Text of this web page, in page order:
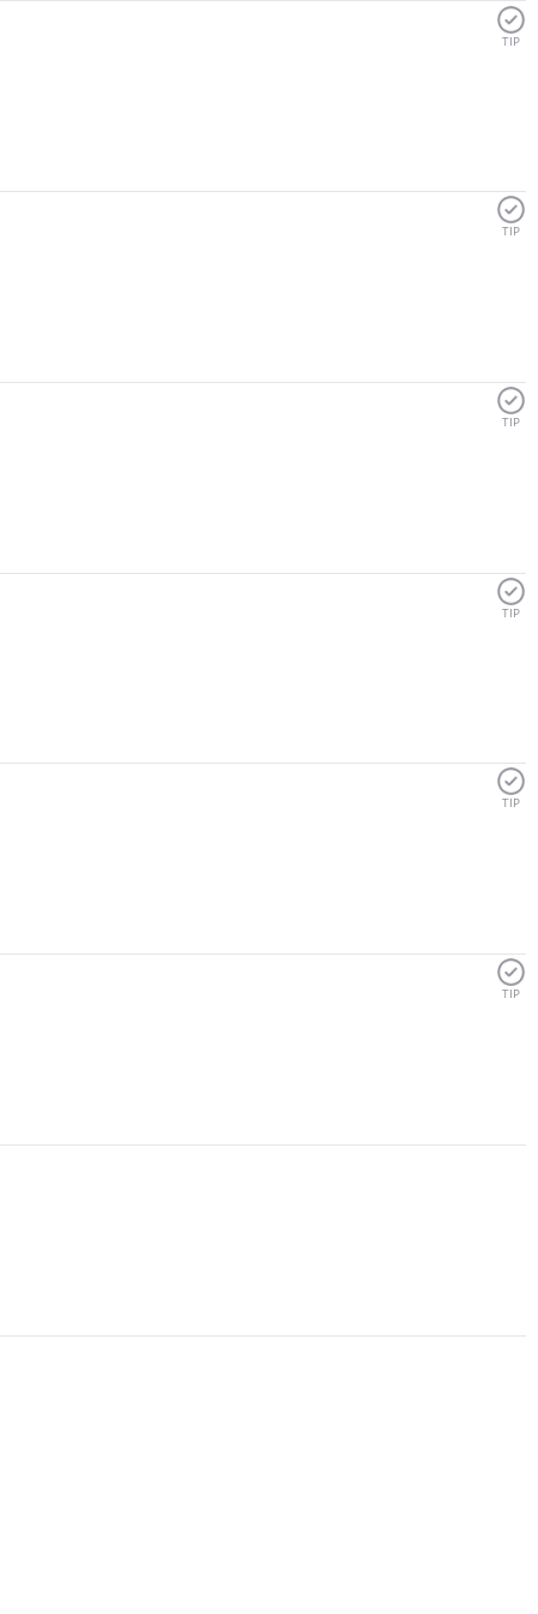
TIP
TIP
TIP
TIP
TIP
TIP